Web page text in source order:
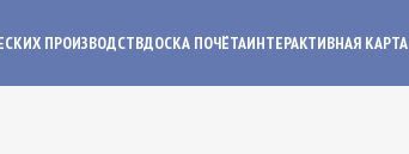
ПРОИЗВОДСТВДОСКА ПОЧЁТАИНТЕРАКТИВНАЯ КАРТА